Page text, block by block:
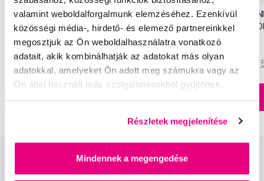
valamint weboldalforgalmunk elemzéséhez. Ezenkívül
közösségi média-, hirdető- és elemező partnereinkkel
megosztjuk az Ön weboldalhasználatra vonatkozó
adatait, akik kombinálhatják az adatokat más olyan
adatokkal, amelyeket Ön adott meg számukra vagy az
Ön által használt más szolgáltatásokból gyűjtöttek.
Részletek megjelenítése
Mindennek a megengedése
SWISSDENT EXTREME intenzív fehérítő
fogkrém, 100 ml
5 990 Ft
(820x)
SWISSDENT
(2+1 ingyen) - ST.
3 990 Ft